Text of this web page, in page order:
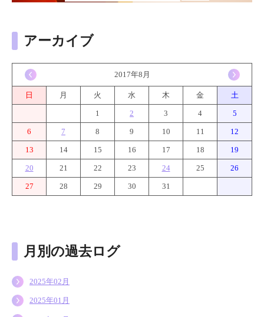
アーカイブ
2017年8月
日 月 火 水 木 金 土
1 2 3 4 5
6 7 8 9 10 11 12
13 14 15 16 17 18 19
20 21 22 23 24 25 26
27 28 29 30 31
月別の過去ログ
2025年02月
2025年01月